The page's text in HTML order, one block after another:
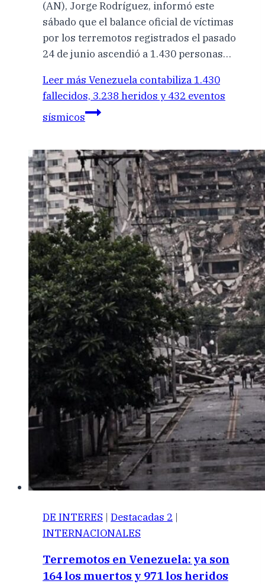
(AN), Jorge Rodríguez, informó este
sábado que el balance oficial de víctimas
por los terremotos registrados el pasado
24 de junio ascendió a 1.430 personas…
Leer más Venezuela contabiliza 1.430
fallecidos, 3.238 heridos y 432 eventos
sísmicos
DE INTERES | Destacadas 2 |
INTERNACIONALES
Terremotos en Venezuela: ya son
164 los muertos y 971 los heridos